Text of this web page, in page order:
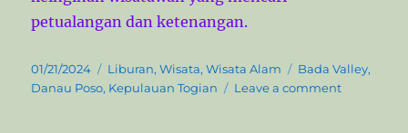
petualangan dan ketenangan.
P
o
01/21/2024
C
a
Liburan,Wisata,Wisata Alam
T
a
Bada Valley,
Danau Poso, Kepulauan Togian Leave a commento